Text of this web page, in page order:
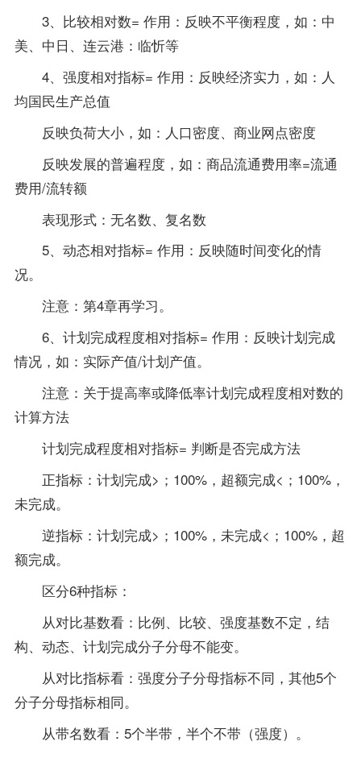
3、比较相对数= 作用：反映不平衡程度，如：中
美、中日、连云港：临忻等
4、强度相对指标= 作用：反映经济实力，如：人
均国民生产总值
反映负荷大小，如：人口密度、商业网点密度
反映发展的普遍程度，如：商品流通费用率=流通
费用/流转额
表现形式：无名数、复名数
5、动态相对指标= 作用：反映随时间变化的情
况。
注意：第4章再学习。
6、计划完成程度相对指标= 作用：反映计划完成
情况，如：实际产值/计划产值。
注意：关于提高率或降低率计划完成程度相对数的
计算方法
计划完成程度相对指标= 判断是否完成方法
正指标：计划完成>；100%，超额完成<；100%，
未完成。
逆指标：计划完成>；100%，未完成<；100%，超
额完成。
区分6种指标：
从对比基数看：比例、比较、强度基数不定，结
构、动态、计划完成分子分母不能变。
从对比指标看：强度分子分母指标不同，其他5个
分子分母指标相同。
从带名数看：5个半带，半个不带（强度）。